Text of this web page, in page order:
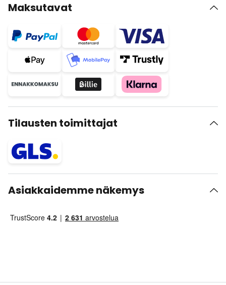
Maksutavat
Tilausten toimittajat
Asiakkaidemme näkemys